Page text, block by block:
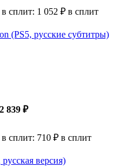
сплит: 1 052 ₽ в сплит
(PS5, русские субтитры)
2 839 ₽
сплит: 710 ₽ в сплит
версия)